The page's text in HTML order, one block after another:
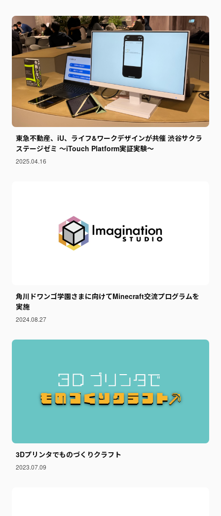
東急不動産、iU、ライフ&ワークデザインが共催 渋谷サクラ
ステージゼミ ～iTouch Platform実証実験～
2025.04.16
角川ドワンゴ学園さまに向けてMinecraft交流プログラムを
実施
2024.08.27
3Dプリンタでものづくりクラフト
2023.07.09